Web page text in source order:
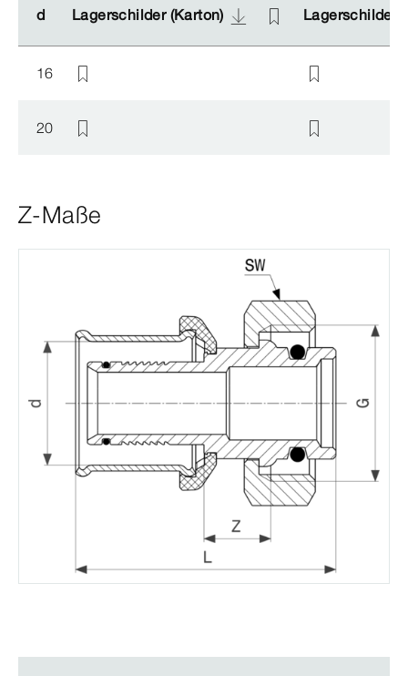
d Lagerschilder (Karton) Lagerschilder
d Lagerschilder (Karton) Lagerschilder
16
20
Z-Maße